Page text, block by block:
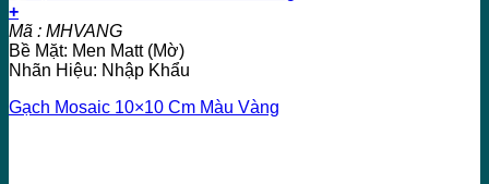
+
Mã : MHVANG
Bề Mặt: Men Matt (Mờ)
Nhãn Hiệu: Nhập Khẩu
Gạch Mosaic 10×10 Cm Màu Vàng